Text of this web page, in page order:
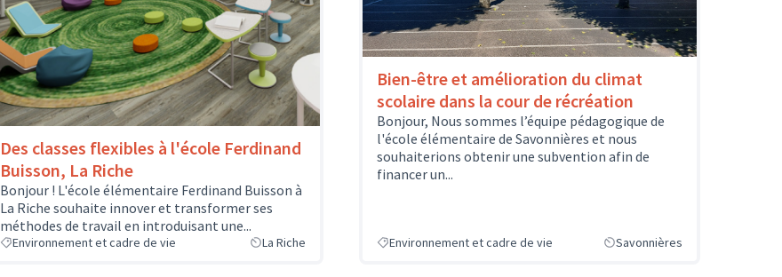
Des classes flexibles à l'école Ferdinand
Buisson, La Riche
Bonjour ! L'école élémentaire Ferdinand Buisson à
La Riche souhaite innover et transformer ses
méthodes de travail en introduisant une...
Environnement et cadre de vie La Riche
Bien-être et amélioration du climat
scolaire dans la cour de récréation
Bonjour, Nous sommes l’équipe pédagogique de
l'école élémentaire de Savonnières et nous
souhaiterions obtenir une subvention afin de
financer un...
Environnement et cadre de vie Savonnières